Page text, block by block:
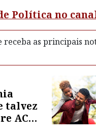
Política no
receba as principais
talvez
ACM